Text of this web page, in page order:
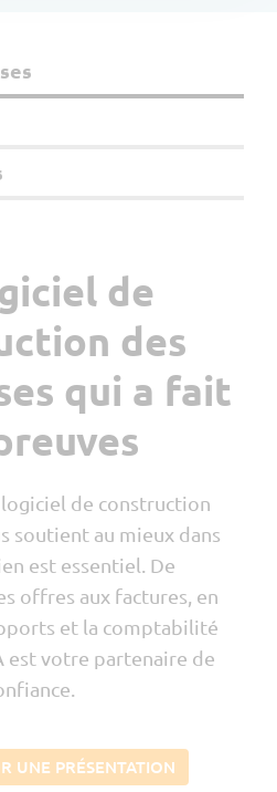
de
des
qui a fait
logiciel de construction
soutient au mieux dans
est essentiel. De
offres aux factures, en
et la comptabilité
est votre partenaire de
UNE PRÉSENTATION